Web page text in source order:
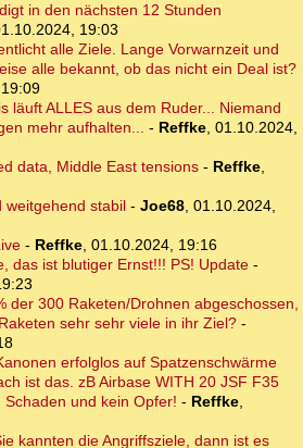
in den nächsten 12 Stunden
19:03
alle Ziele. Lange Vorwarnzeit und
alle bekannt, ob das nicht ein Deal ist?
läuft ALLES aus dem Ruder... Niemand
mehr aufhalten... - Reffke, 01.10.2024,
data, Middle East tensions- Reffke,
weitgehend stabil- Joe68, 01.10.2024,
- Reffke, 01.10.2024, 19:16
das ist blutiger Ernst!!! PS! Update-
der 300 Raketen/Drohnen abgeschossen,
sehr sehr viele in ihr Ziel? -
erfolglos auf Spatzenschwärme
ist das. zB Airbase WITH 20 JSF F35
und kein Opfer! - Reffke,
kannten die Angriffsziele, dann ist es